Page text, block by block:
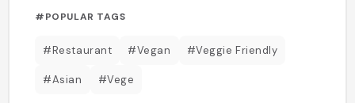
#POPULAR TAGS
#Restaurant #Vegan #Veggie Friendly
#Asian #Vege